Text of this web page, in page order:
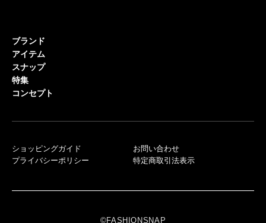
ブランド
アイテム
スナップ
特集
コンセプト
ショッピングガイド
プライバシーポリシー
お問い合わせ
特定商取引法表示
©FASHIONSNAP